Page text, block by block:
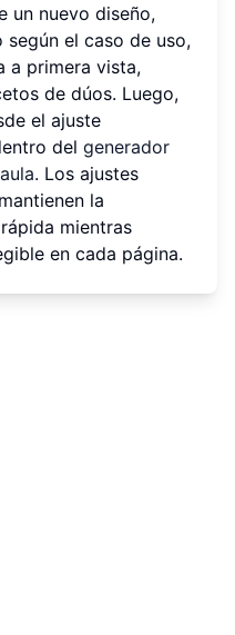
un nuevo diseño,
el caso de uso,
a primera vista,
de dúos. Luego,
el ajuste
del generador
. Los ajustes
la
mientras
en cada página.